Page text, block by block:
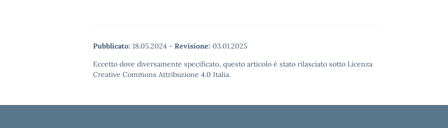
Pubblicato: 18.05.2024 - Revisione: 03.01.2025
Eccetto dove diversamente specificato, questo articolo è stato rilasciato sotto Licenza
Creative Commons Attribuzione 4.0 Italia.